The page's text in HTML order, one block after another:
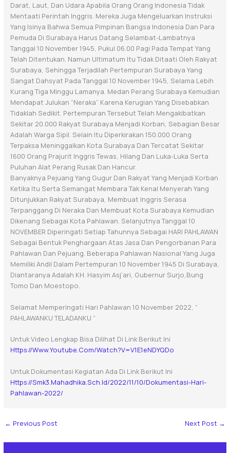
Darat, Laut, Dan Udara Apabila Orang Orang Indonesia Tidak
Mentaati Perintah Inggris. Mereka Juga Mengeluarkan Instruksi
Yang Isinya Bahwa Semua Pimpinan Bangsa Indonesia Dan Para
Pemuda Di Surabaya Harus Datang Selambat-Lambatnya
Tanggal 10 November 1945, Pukul 06.00 Pagi Pada Tempat Yang
Telah Ditentukan. Namun Ultimatum Itu Tidak Ditaati Oleh Rakyat
Surabaya, Sehingga Terjadilah Pertempuran Surabaya Yang
Sangat Dahsyat Pada Tanggal 10 November 1945, Selama Lebih
Kurang Tiga Minggu Lamanya. Medan Perang Surabaya Kemudian
Mendapat Julukan “neraka” Karena Kerugian Yang Disebabkan
Tidaklah Sedikit. Pertempuran Tersebut Telah Mengakibatkan
Sekitar 20.000 Rakyat Surabaya Menjadi Korban, Sebagian Besar
Adalah Warga Sipil. Selain Itu Diperkirakan 150.000 Orang
Terpaksa Meninggalkan Kota Surabaya Dan Tercatat Sekitar
1600 Orang Prajurit Inggris Tewas, Hilang Dan Luka-Luka Serta
Puluhan Alat Perang RusakDan Hancur.
Banyaknya Pejuang Yang Gugur Dan Rakyat Yang Menjadi Korban
Ketika Itu Serta Semangat Membara Tak Kenal Menyerah Yang
Ditunjukkan Rakyat Surabaya, Membuat Inggris Serasa
Terpanggang Di Neraka Dan Membuat Kota Surabaya Kemudian
Dikenang Sebagai Kota Pahlawan. Selanjutnya Tanggal 10
NOVEMBER Diperingati Setiap Tahunnya Sebagai HARI PAHLAWAN
Sebagai Bentuk Penghargaan Atas Jasa Dan Pengorbanan Para
Pahlawan Dan Pejuang. Beberapa Pahlawan Nasional Yang Juga
Memiliki Andil Dalam Pertempuran 10 November 1945 Di Surabaya,
Diantaranya Adalah KH. Hasyim Asj’ari, Gubernur Surjo,Bung
Tomo Dan Moestopo.
Selamat Memperingati Hari Pahlawan 10 November 2022, ”
PAHLAWANKU TELADANKU ”
Untuk Video Lengkap Bisa Dilihat Di Link Berikut Ini
Https://www.youtube.com/watch?v=V1E1eNDYQDo
Untuk Dokumentasi Kegiatan Ada Di Link Berikut Ini
Https://smk3.mahadhika.sch.id/2022/11/10/dokumentasi-Hari-
Pahlawan-2022/
← Previous Post Next Post →